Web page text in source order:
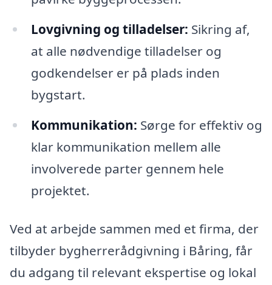
Lovgivning og tilladelser: Sikring af,
at alle nødvendige tilladelser og
godkendelser er på plads inden
bygstart.
Kommunikation: Sørge for effektiv og
klar kommunikation mellem alle
involverede parter gennem hele
projektet.
Ved at arbejde sammen med et firma, der
tilbyder bygherrerådgivning i Båring, får
du adgang til relevant ekspertise og lokal